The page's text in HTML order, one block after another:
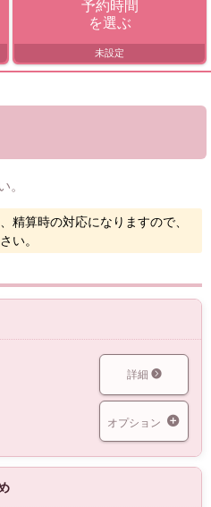
予約時間
を選ぶ
未設定
精算時の対応になりますので、
い。
詳細
オプション